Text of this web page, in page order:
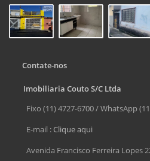
Contate-nos
Imobiliaria Couto S/C Ltda
Fixo (11) 4727-6700 / WhatsApp
E-mail :Clique aqui
Avenida Francisco Ferreira Lopes